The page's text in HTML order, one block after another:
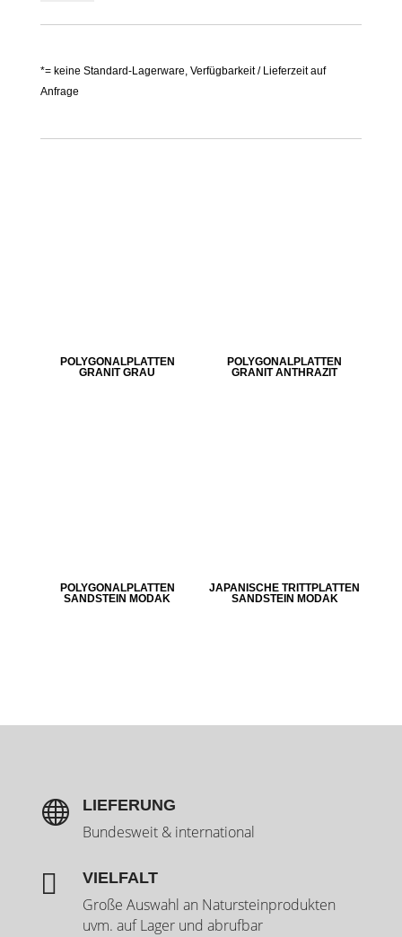
Menge
*= keine Standard-Lagerware, Verfügbarkeit / Lieferzeit auf
Anfrage
POLYGONALPLATTEN
GRANIT GRAU
POLYGONALPLATTEN
GRANIT ANTHRAZIT
POLYGONALPLATTEN
SANDSTEIN MODAK
JAPANISCHE TRITTPLATTEN
SANDSTEIN MODAK
 LIEFERUNG
Bundesweit & international
 VIELFALT
Große Auswahl an Natursteinprodukten
uvm. auf Lager und abrufbar